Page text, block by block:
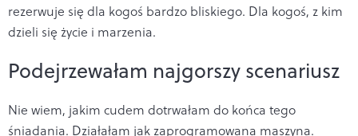
rezerwuje się dla kogoś bardzo bliskiego. Dla kogoś, z kim
dzieli się życie i marzenia.
Podejrzewałam najgorszy scenariusz
Nie wiem, jakim cudem dotrwałam do końca tego
śniadania. Działałam jak zaprogramowana maszyna.